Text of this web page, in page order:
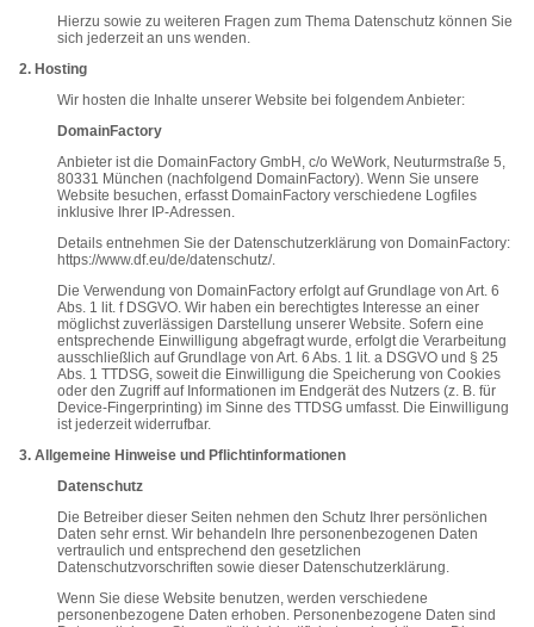
Hierzu sowie zu weiteren Fragen zum Thema Datenschutz können Sie
sich jederzeit an uns wenden.
2. Hosting
Wir hosten die Inhalte unserer Website bei folgendem Anbieter:
DomainFactory
Anbieter ist die DomainFactory GmbH, c/o WeWork, Neuturmstraße 5,
80331 München (nachfolgend DomainFactory). Wenn Sie unsere
Website besuchen, erfasst DomainFactory verschiedene Logfiles
inklusive Ihrer IP-Adressen.
Details entnehmen Sie der Datenschutzerklärung von DomainFactory:
https://www.df.eu/de/datenschutz/.
Die Verwendung von DomainFactory erfolgt auf Grundlage von Art. 6
Abs. 1 lit. f DSGVO. Wir haben ein berechtigtes Interesse an einer
möglichst zuverlässigen Darstellung unserer Website. Sofern eine
entsprechende Einwilligung abgefragt wurde, erfolgt die Verarbeitung
ausschließlich auf Grundlage von Art. 6 Abs. 1 lit. a DSGVO und § 25
Abs. 1 TTDSG, soweit die Einwilligung die Speicherung von Cookies
oder den Zugriff auf Informationen im Endgerät des Nutzers (z. B. für
Device-Fingerprinting) im Sinne des TTDSG umfasst. Die Einwilligung
ist jederzeit widerrufbar.
3. Allgemeine Hinweise und Pflichtinformationen
Datenschutz
Die Betreiber dieser Seiten nehmen den Schutz Ihrer persönlichen
Daten sehr ernst. Wir behandeln Ihre personenbezogenen Daten
vertraulich und entsprechend den gesetzlichen
Datenschutzvorschriften sowie dieser Datenschutzerklärung.
Wenn Sie diese Website benutzen, werden verschiedene
personenbezogene Daten erhoben. Personenbezogene Daten sind